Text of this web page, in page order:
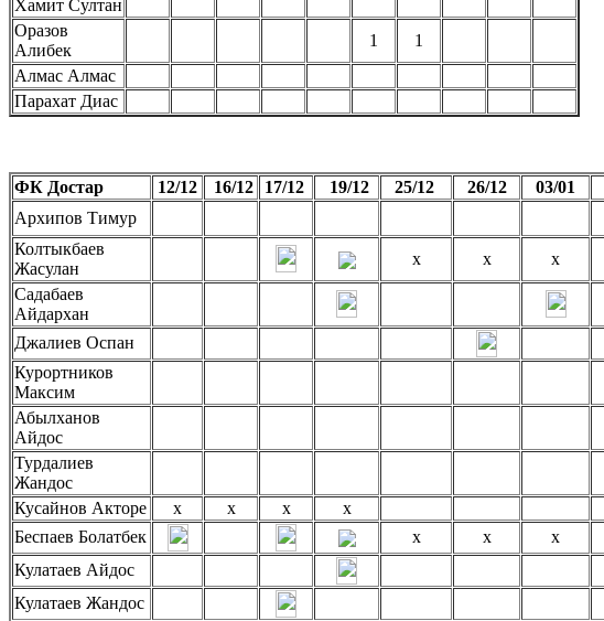
Хамит Султан
Оразов
Алибек
1
1
Алмас Алмас
Парахат Диас
ФК Достар 12/12 16/12 17/12 19/12 25/12 26/12 03/01
Архипов Тимур
Колтыкбаев
Жасулан
x x x
Садабаев
Айдархан
Джалиев Оспан
Курортников
Максим
Абылханов
Айдос
Турдалиев
Жандос
Кусайнов Акторе
x x x
x
Беспаев Болатбек
x x x
Кулатаев Айдос
Кулатаев Жандос